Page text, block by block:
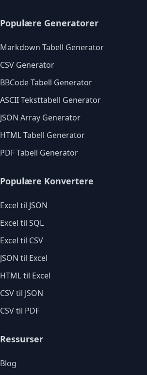
Populære Generatorer
Markdown Tabell Generator
CSV Generator
BBCode Tabell Generator
ASCII Teksttabell Generator
JSON Array Generator
HTML Tabell Generator
PDF Tabell Generator
Populære Konvertere
Excel til JSON
Excel til SQL
Excel til CSV
JSON til Excel
HTML til Excel
CSV til JSON
CSV til PDF
Ressurser
Blog